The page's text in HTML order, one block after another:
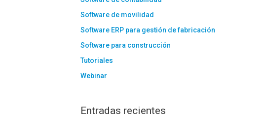
Software de movilidad
Software ERP para gestión de fabricación
Software para construcción
Tutoriales
Webinar
Entradas recientes